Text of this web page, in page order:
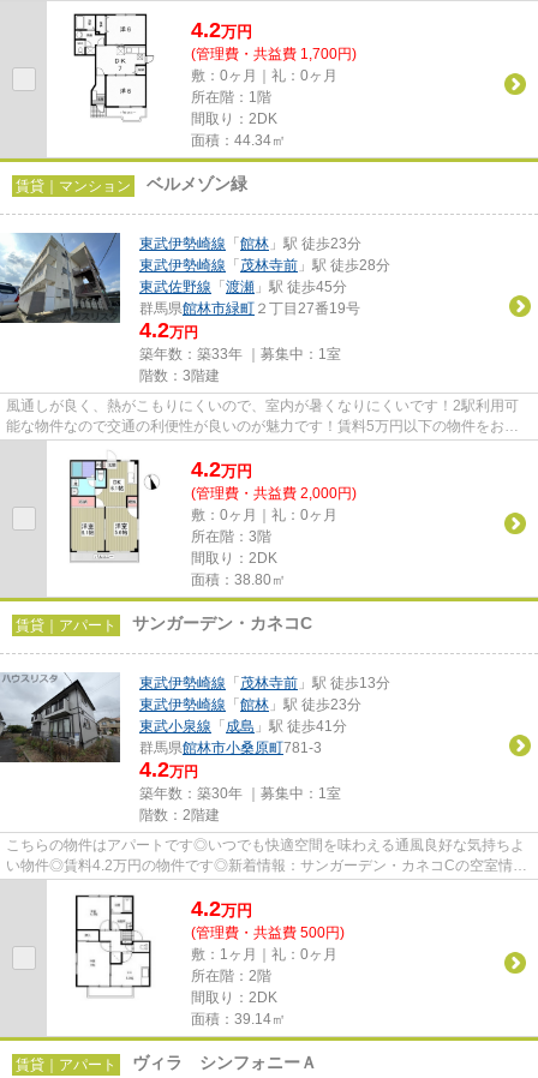
4.2万円
(管理費・共益費 1,700円)
敷：0ヶ月｜礼：0ヶ月
所在階：1階
間取り：2DK
面積：44.34㎡
賃貸｜マンション ベルメゾン緑
東武伊勢崎線 「 館林 」駅 徒歩23分
東武伊勢崎線 「 茂林寺前 」駅 徒歩28分
東武佐野線 「 渡瀬 」駅 徒歩45分
群馬県館林市緑町 ２丁目27番19号
4.2万円
築年数：築33年 ｜募集中： 1室
階数：3階建
風通しが良く、熱がこもりにくいので、室内が暑くなりにくいです！2駅利用可
能な物件なので交通の利便性が良いのが魅力です！賃料5万円以下の物件をお探
しのお客様におすすめです！当...
4.2万円
(管理費・共益費 2,000円)
敷：0ヶ月｜礼：0ヶ月
所在階：3階
間取り：2DK
面積：38.80㎡
賃貸｜アパート サンガーデン・カネコC
東武伊勢崎線 「 茂林寺前 」駅 徒歩13分
東武伊勢崎線 「 館林 」駅 徒歩23分
東武小泉線 「 成島 」駅 徒歩41分
群馬県館林市小桑原町781-3
4.2万円
築年数：築30年 ｜募集中： 1室
階数：2階建
こちらの物件はアパートです◎いつでも快適空間を味わえる通風良好な気持ちよ
い物件◎賃料4.2万円の物件です◎新着情報：サンガーデン・カネコCの空室情報
4.2万円
(管理費・共益費 500円)
敷：1ヶ月｜礼：0ヶ月
所在階：2階
間取り：2DK
面積：39.14㎡
賃貸｜アパート ヴィラ シンフォニーＡ